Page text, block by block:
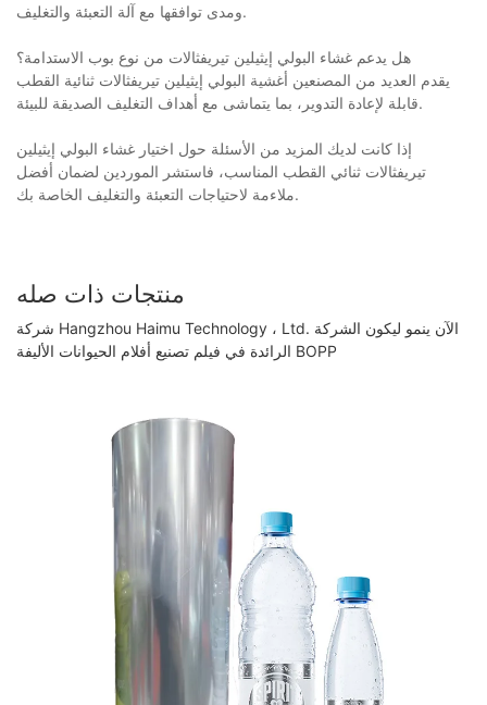
ومدى توافقها مع آلة التعبئة والتغليف.
هل يدعم غشاء البولي إيثيلين تيريفثالات من نوع بوب الاستدامة؟
يقدم العديد من المصنعين أغشية البولي إيثيلين تيريفثالات ثنائية القطب
قابلة لإعادة التدوير، بما يتماشى مع أهداف التغليف الصديقة للبيئة.
إذا كانت لديك المزيد من الأسئلة حول اختيار غشاء البولي إيثيلين
تيريفثالات ثنائي القطب المناسب، فاستشر الموردين لضمان أفضل
ملاءمة لاحتياجات التعبئة والتغليف الخاصة بك.
منتجات ذات صله
شركة Hangzhou Haimu Technology ، Ltd. الآن ينمو ليكون الشركة
الرائدة في فيلم تصنيع أفلام الحيوانات الأليفة BOPP